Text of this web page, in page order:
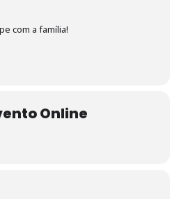
com a família!
Online